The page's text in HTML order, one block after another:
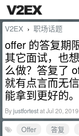
V2EX › 职场话题
offer 的答复期
其它面试，也
么做？答复了
就有点言而无
能拿到更好的。
Byjustfortestat Jul 20,
Offer 答复